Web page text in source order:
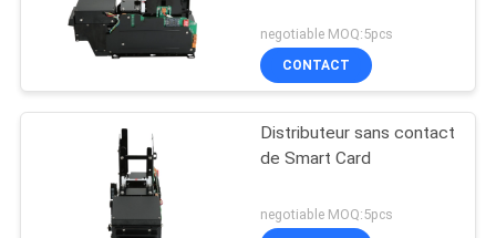
negotiable MOQ:5pcs
CONTACT
Distributeur sans contact
de Smart Card
negotiable MOQ:5pcs